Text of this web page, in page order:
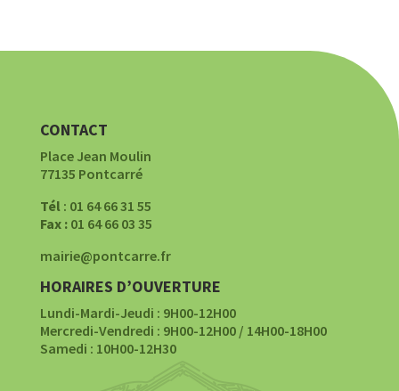
CONTACT
Place Jean Moulin
77135 Pontcarré
Tél: 01 64 66 31 55
Fax :01 64 66 03 35
mairie@pontcarre.fr
HORAIRES D’OUVERTURE
Lundi-Mardi-Jeudi : 9H00-12H00
Mercredi-Vendredi : 9H00-12H00 / 14H00-18H00
Samedi : 10H00-12H30